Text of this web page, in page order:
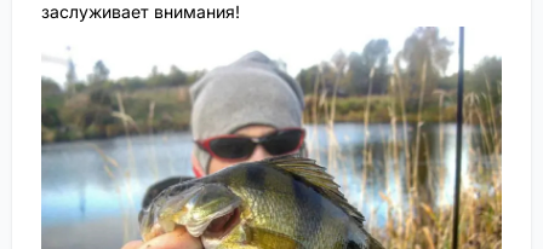
заслуживает внимания!